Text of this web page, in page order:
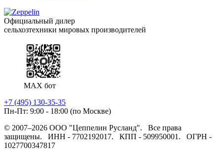
Официальный дилер
сельхозтехники мировых производителей
MAX бот
+7 (495) 130-35-35
Пн-Пт: 9:00 - 18:00 (по Москве)
© 2007–2026 ООО "Цеппелин Русланд".
Все права
защищены.
ИНН - 7702192017. КПП - 509950001.
ОГРН -
1027700347817